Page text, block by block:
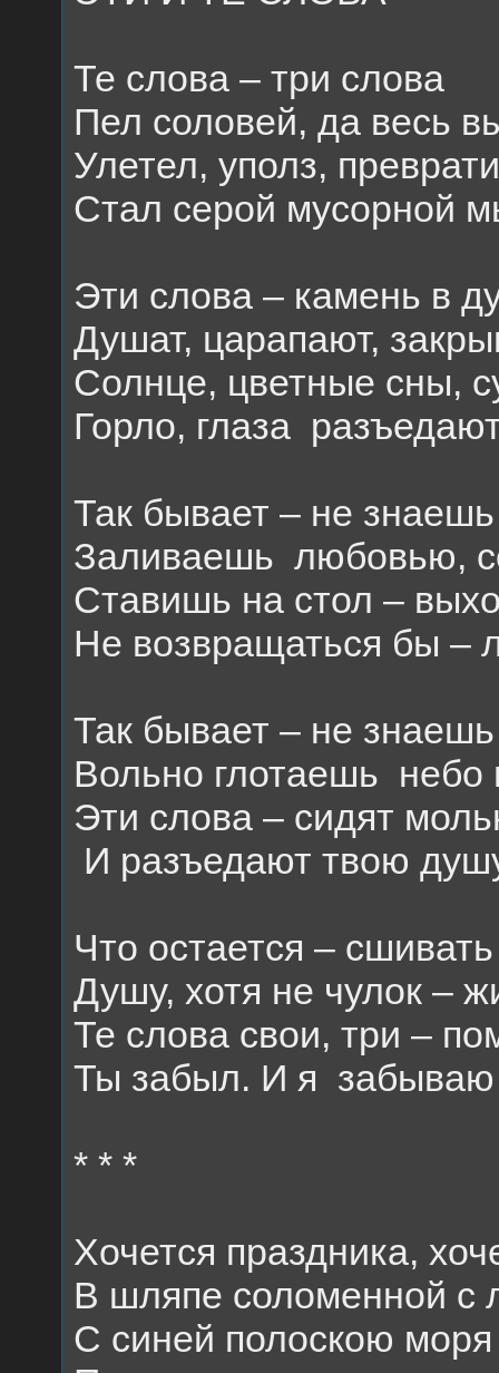
Те слова – три слова
Пел соловей, да весь
Улетел, уполз,
Стал серой мусорной
Эти слова – камень в
Душат, царапают,
Солнце, цветные сны,
Горло, глаза
Так бывает – не
Заливаешь любовью,
Ставишь на стол –
Не возвращаться бы –
Так бывает – не
Вольно глотаешь небо
Эти слова – сидят
И разъедают твою
Что остается –
Душу, хотя не чулок –
Те слова свои, три –
Ты забыл. И я
* * *
Хочется праздника,
В шляпе соломенной с
С синей полоскою моря